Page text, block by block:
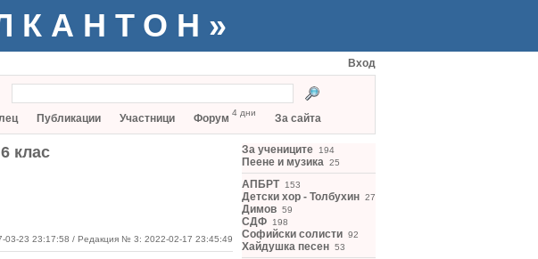
Вход
Публикации Участници Форум 4 дни За сайта
клас
03-23 23:17:58 / Редакция № 3: 2022-02-17 23:45:49
За учениците 194
Пеене и музика 25
АПБРТ 153
Детски хор - Толбухин 27
Димов 59
СДФ 198
Софийски солисти 92
Хайдушка песен 53